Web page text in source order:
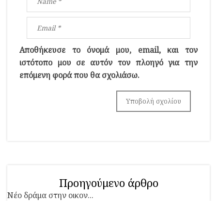
Αποθήκευσε το όνομά μου, email, και τον
ιστότοπο μου σε αυτόν τον πλοηγό για την
επόμενη φορά που θα σχολιάσω.
Προηγούμενο άρθρο
Νέο δράμα στην οικον...